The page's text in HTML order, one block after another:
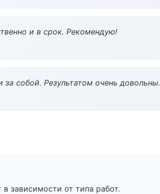
и в срок. Рекомендую!
собой. Результатом очень довольны.
зависимости от типа работ.